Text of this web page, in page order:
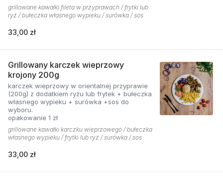
grillowane kawałki fileta w przyprawach / frytki lub
ryż / bułeczka własnego wypieku / surówka / sos
33,00 zł
Grillowany karczek wieprzowy
krojony 200g
karczek wieprzowy w orientalnej przyprawie
(200g) z dodatkiem ryżu lub frytek + bułeczka
własnego wypieku + surówka +sos do
wyboru.
opakowanie 1 zł
grillowane kawałki karczku wieprzowego / bułeczka
własnego wypieku / frytki lub ryż / surówka / sos
33,00 zł